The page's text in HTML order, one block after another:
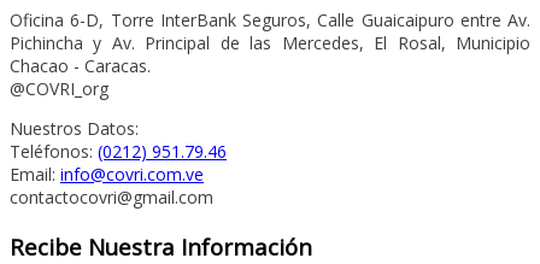
Oficina 6-D, Torre InterBank Seguros, Calle Guaicaipuro entre Av.
Pichincha y Av. Principal de las Mercedes, El Rosal, Municipio
Chacao - Caracas.
@COVRI_org
Nuestros Datos:
Teléfonos: (0212) 951.79.46
Email: info@covri.com.ve
contactocovri@gmail.com
Recibe Nuestra Información